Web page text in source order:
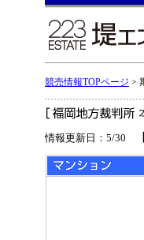
競売情報TOPページ >
情報更新日：5/30